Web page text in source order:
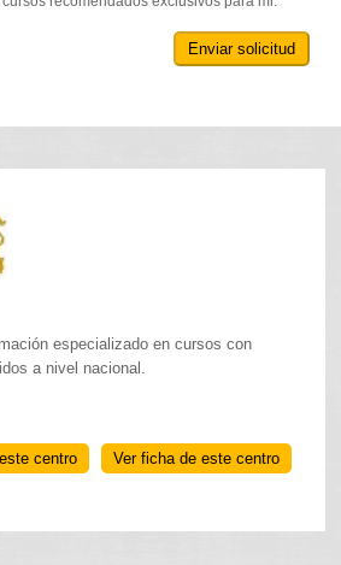
Enviar solicitud
especializado en cursos con
a nivel nacional.
centro Ver ficha de este centro